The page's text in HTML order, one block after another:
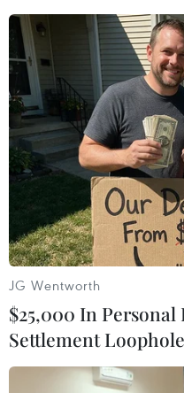
TIN LIÊN QUAN
JG Wentworth
$25,000 In Personal
Settlement